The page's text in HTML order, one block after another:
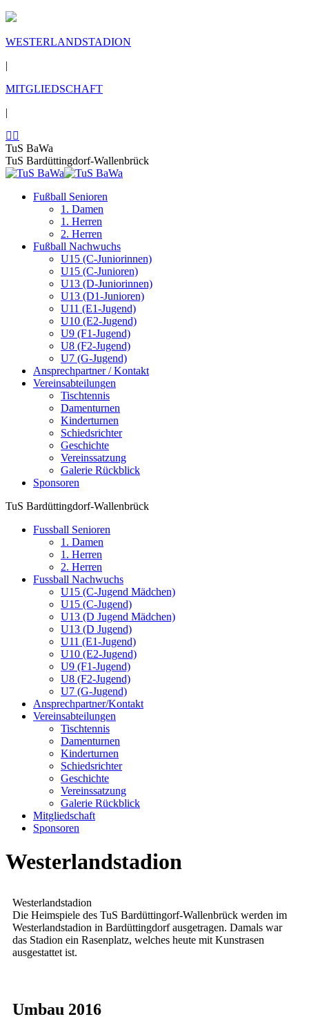
WESTERLANDSTADION
|
MITGLIEDSCHAFT
|
TuS BaWa
TuS Bardüttingdorf-Wallenbrück
Fußball Senioren
1. Damen
1. Herren
2. Herren
Fußball Nachwuchs
U15 (C-Juniorinnen)
U15 (C-Junioren)
U13 (D-Juniorinnen)
U13 (D1-Junioren)
U11 (E1-Jugend)
U10 (E2-Jugend)
U9 (F1-Jugend)
U8 (F2-Jugend)
U7 (G-Jugend)
Ansprechpartner / Kontakt
Vereinsabteilungen
Tischtennis
Damenturnen
Kinderturnen
Schiedsrichter
Geschichte
Vereinssatzung
Galerie Rückblick
Sponsoren
TuS Bardüttingdorf-Wallenbrück
Fussball Senioren
1. Damen
1. Herren
2. Herren
Fussball Nachwuchs
U15 (C-Jugend Mädchen)
U15 (C-Jugend)
U13 (D Jugend Mädchen)
U13 (D Jugend)
U11 (E1-Jugend)
U10 (E2-Jugend)
U9 (F1-Jugend)
U8 (F2-Jugend)
U7 (G-Jugend)
Ansprechpartner/Kontakt
Vereinsabteilungen
Tischtennis
Damenturnen
Kinderturnen
Schiedsrichter
Geschichte
Vereinssatzung
Galerie Rückblick
Mitgliedschaft
Sponsoren
Westerlandstadion
Westerlandstadion
Die Heimspiele des TuS Bardüttingorf-Wallenbrück werden im
Westerlandstadion in Bardüttingdorf ausgetragen. Damals war
das Stadion ein Rasenplatz, welches heute mit Kunstrasen
ausgestattet ist.
Umbau 2016